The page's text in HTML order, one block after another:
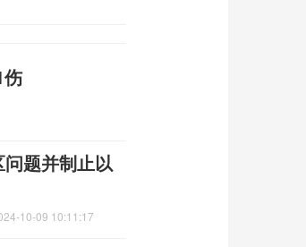
题并制止以
10-09 10:11:17